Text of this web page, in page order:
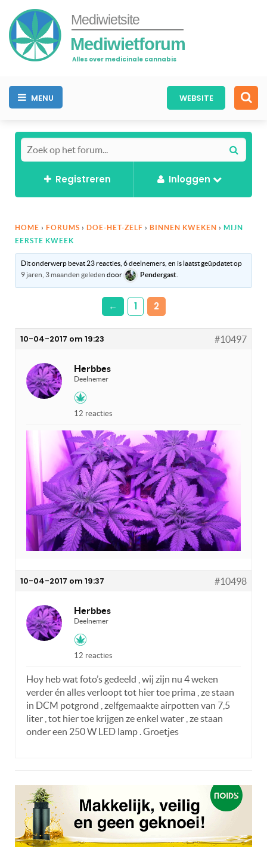
Mediwietsite
Mediwietforum
Alles over medicinale cannabis
MENU WEBSITE
Registreren Inloggen
HOME › FORUMS › DOE-HET-ZELF › BINNEN KWEKEN › MIJN
EERSTE KWEEK
Dit onderwerp bevat 23 reacties, 6 deelnemers, en is laatst geüpdatet op
9 jaren, 3 maanden geleden door Pendergast
← 1 2
10-04-2017 om 19:23 #10497
Herbbes
Deelnemer
12 reacties
10-04-2017 om 19:37 #10498
Herbbes
Deelnemer
12 reacties
Hoy heb wat foto’s gedeeld , wij zijn nu 4 weken
verder én alles verloopt tot hier toe prima , ze staan
in DCM potgrond , zelfgemaakte airpotten van 7,5
liter , tot hier toe krijgen ze enkel water , ze staan
onder een 250 W LED lamp . Groetjes